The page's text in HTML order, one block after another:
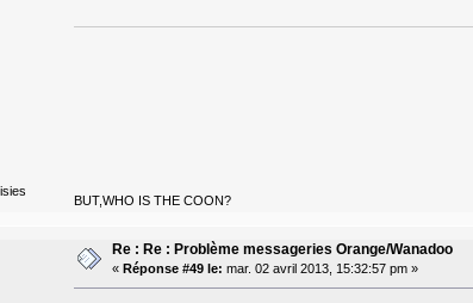
BUT,WHO IS THE COON?
Re : Re : Problème messageries Orange/Wanadoo
« Réponse #49 le: mar. 02 avril 2013, 15:32:57 pm »